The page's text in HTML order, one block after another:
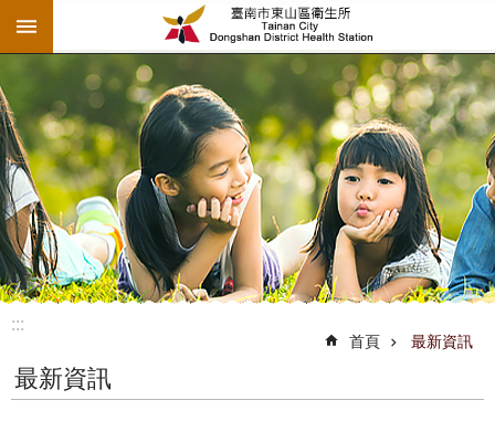
跳到主要內容區塊
:::
首頁 最新資訊
最新資訊